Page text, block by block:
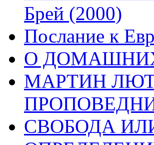
Брей (2000)
Послание к
О ДОМАШНИХ
МАРТИН
СВОБОДА